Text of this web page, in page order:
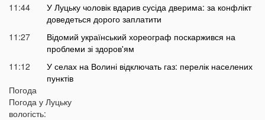
11:44
У Луцьку чоловік вдарив сусіда дверима: за конфлікт
доведеться дорого заплатити
11:27
Відомий український хореограф поскаржився на
проблеми зі здоров'ям
11:12
У селах на Волині відключать газ: перелік населених
пунктів
10:56
10:43
Погода
Погода у Луцьку
вологість: